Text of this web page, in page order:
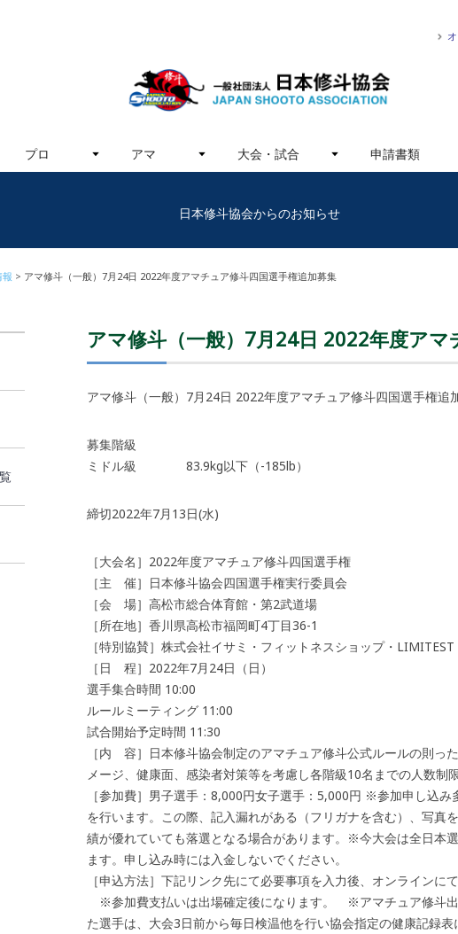
プロ アマ 大会・試合 申請書類
日本修斗協会からのお知らせ
アマ修斗（一般）7月24日 2022年度アマチュア修斗四国選手権追加募集
アマ修斗（一般）7月24日 2022年度ア
アマ修斗（一般）7月24日 2022年度アマチュア修斗四国選手権追
募集階級
ミドル級 83.9kg以下（-185lb）
締切2022年7月13日(水)
［大会名］2022年度アマチュア修斗四国選手権
［主 催］日本修斗協会四国選手権実行委員会
［会 場］高松市総合体育館・第2武道場
［所在地］香川県高松市福岡町4丁目36-1
［特別協賛］株式会社イサミ・フィットネスショップ・LIMITEST
［日 程］2022年7月24日（日）
選手集合時間 10:00
ルールミーティング 11:00
試合開始予定時間 11:30
［内 容］日本修斗協会制定のアマチュア修斗公式ルールの則っ
メージ、健康面、感染者対策等を考慮し各階級10名までの人数制
［参加費］男子選手：8,000円女子選手：5,000円 ※参加申し込
を行います。この際、記入漏れがある（フリガナを含む）、写真
績が優れていても落選となる場合があります。※今大会は全日本
ます。申し込み時には入金しないでください。
［申込方法］下記リンク先にて必要事項を入力後、オンラインに
※参加費支払いは出場確定後になります。 ※アマチュア修斗出
た選手は、大会3日前から毎日検温他を行い協会指定の健康記録